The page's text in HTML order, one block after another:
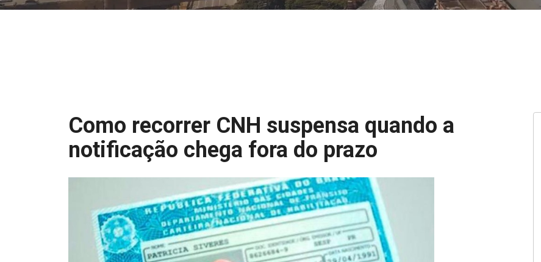
Como recorrer CNH suspensa quando a
notificação chega fora do prazo